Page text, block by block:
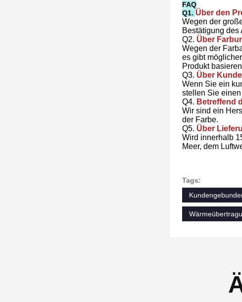
FAQ
Q1. Über den
Wegen der
Bestätigung des
Q2. Über
Wegen der
es gibt
Produkt
Q3. Über
Wenn Sie ein
stellen Sie
Q4. Betreffend
Wir sind ein
der Farbe.
Q5. Über
Wird innerhalb
Meer, dem
Tags: